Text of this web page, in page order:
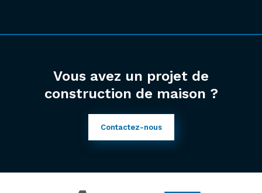
Vous avez un projet de
construction de maison ?
Contactez-nous